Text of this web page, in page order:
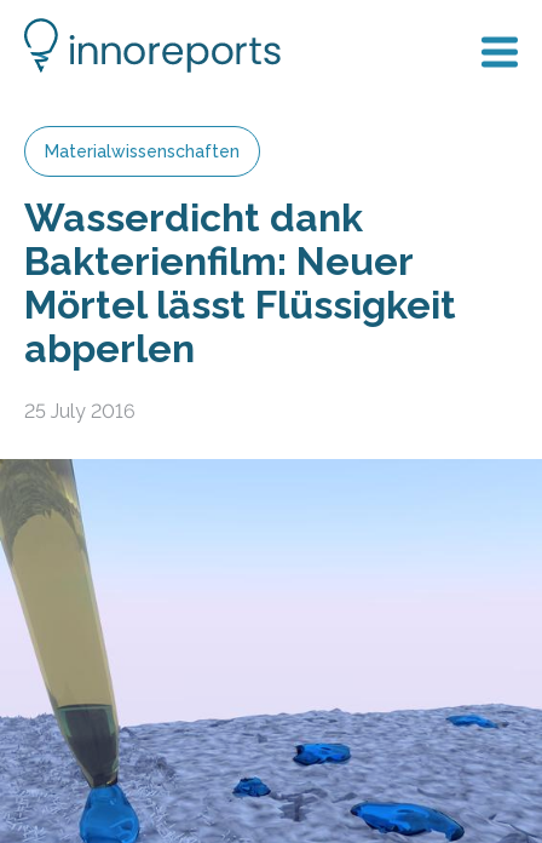
Materialwissenschaften
Wasserdicht dank
Bakterienfilm: Neuer
Mörtel lässt Flüssigkeit
abperlen
25 July 2016